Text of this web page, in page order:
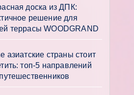
доска из ДПК:
решение для
террасы WOODGRAND
азиатские страны стоит
топ-5 направлений